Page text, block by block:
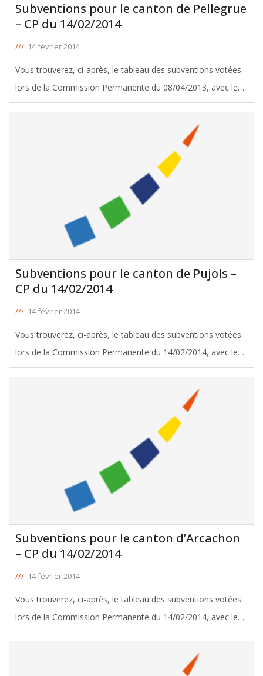
Subventions pour le canton de Pellegrue
– CP du 14/02/2014
/// 14 février 2014
Vous trouverez, ci-après, le tableau des subventions votées
lors de la Commission Permanente du 08/04/2013, avec le
soutien de José Bluteau, Conseiller Général de Pellegrue.
Subventions pour le canton de Pujols –
CP du 14/02/2014
/// 14 février 2014
Vous trouverez, ci-après, le tableau des subventions votées
lors de la Commission Permanente du 14/02/2014, avec le
soutien de Liliane Poivert, Conseillère Générale de Pujols.
Subventions pour le canton d’Arcachon
– CP du 14/02/2014
/// 14 février 2014
Vous trouverez, ci-après, le tableau des subventions votées
lors de la Commission Permanente du 14/02/2014, avec le
soutien d'Yvette Maupilé, Conseillère Générale d'Arcachon.